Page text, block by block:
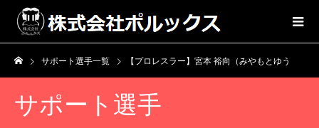
サポート選手一覧 【プロレスラー】宮本 裕向（みやもとゆうこう）
サポート選手